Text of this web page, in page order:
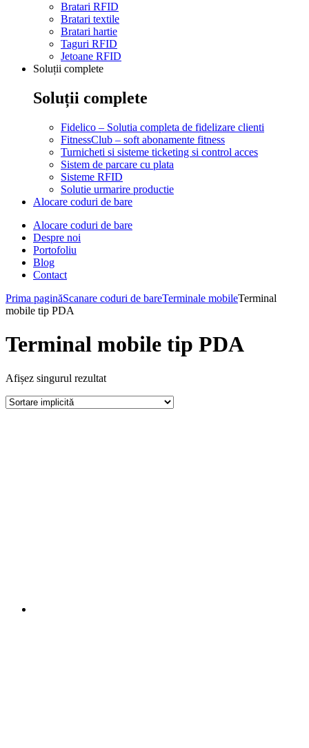
Bratari RFID
Bratari textile
Bratari hartie
Taguri RFID
Jetoane RFID
Soluții complete
Soluții complete
Fidelico – Solutia completa de fidelizare clienti
FitnessClub – soft abonamente fitness
Turnicheti si sisteme ticketing si control acces
Sistem de parcare cu plata
Sisteme RFID
Solutie urmarire productie
Alocare coduri de bare
Alocare coduri de bare
Despre noi
Portofoliu
Blog
Contact
Prima paginăScanare coduri de bareTerminale mobileTerminal
mobile tip PDA
Terminal mobile tip PDA
Afișez singurul rezultat